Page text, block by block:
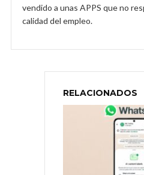
vendido a unas APPS que no
calidad del empleo.
RELACIONADOS